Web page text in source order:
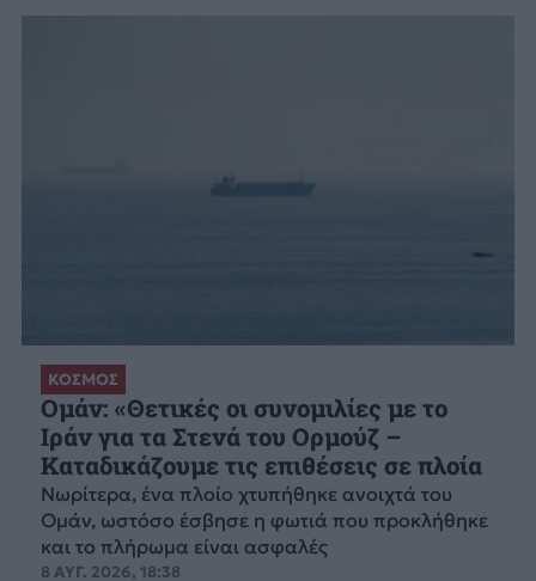
ΚΟΣΜΟΣ
Ομάν: «Θετικές οι συνομιλίες με το
Ιράν για τα Στενά του Ορμούζ –
Καταδικάζουμε τις επιθέσεις σε πλοία
Νωρίτερα, ένα πλοίο χτυπήθηκε ανοιχτά του
Ομάν, ωστόσο έσβησε η φωτιά που προκλήθηκε
και το πλήρωμα είναι ασφαλές
8 ΑΥΓ. 2026, 18:38